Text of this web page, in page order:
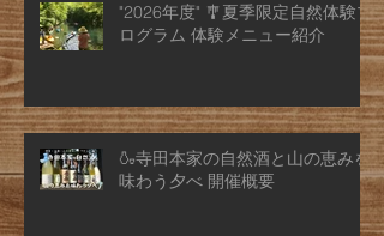
"2026年度" 🎐夏季限定自然体験プ
ログラム 体験メニュー紹介
🍶寺田本家の自然酒と山の恵みを
味わう夕べ 開催概要